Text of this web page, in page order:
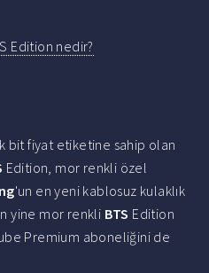
Edition nedir?
bit fiyat etiketine sahip olan
Edition, mor renkli özel
'un en yeni kablosuz kulaklık
yine mor renkli BTS Edition
Premium aboneliğini de